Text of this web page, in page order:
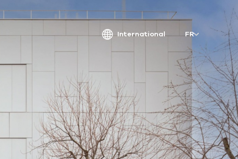
International FR
Patriarche.
Augmented
Architecture